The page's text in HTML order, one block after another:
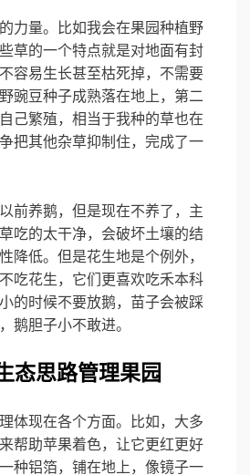
力量。比如我会在果园种植野
草的一个特点就是对地面有封
容易生长甚至枯死掉，不需要
豌豆种子成熟落在地上，第二
己繁殖，相当于我种的草也在
把其他杂草抑制住，完成了一
前养鹅，但是现在不养了，主
吃的太干净，会破坏土壤的结
降低。但是花生地是个例外，
吃花生，它们更喜欢吃禾本科
的时候不要放鹅，苗子会被踩
鹅胆子小不敢进。
态思路管理果园
体现在各个方面。比如，大多
帮助苹果着色，让它更红更好
种铝箔，铺在地上，像镜子一